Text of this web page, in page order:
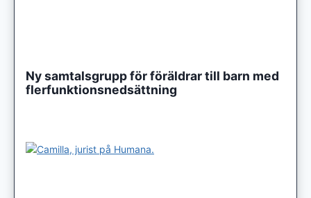
Ny samtalsgrupp för föräldrar till barn med
flerfunktionsnedsättning